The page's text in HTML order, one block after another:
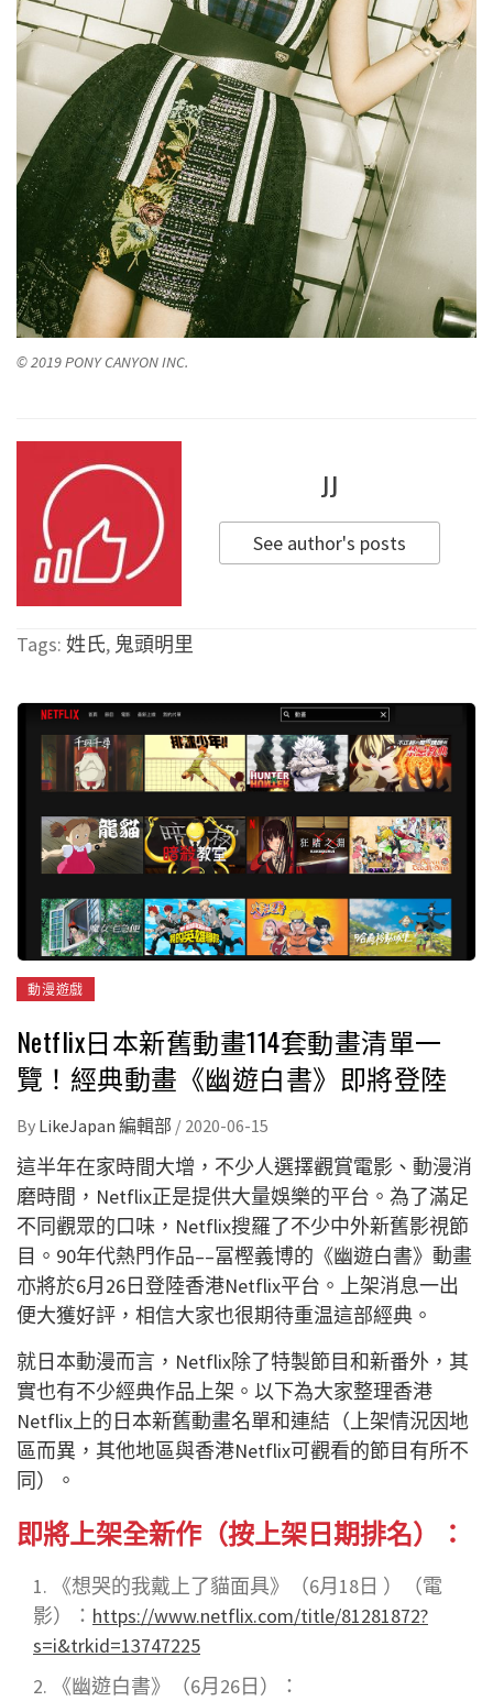
© 2019 PONY CANYON INC.
JJ
See author's posts
Tags: 姓氏, 鬼頭明里
動漫遊戲
Netflix日本新舊動畫114套動畫清單一
覽！經典動畫《幽遊白書》即將登陸
By LikeJapan 編輯部 / 2020-06-15
這半年在家時間大增，不少人選擇觀賞電影、動漫消
磨時間，Netflix正是提供大量娛樂的平台。為了滿足
不同觀眾的口味，Netflix搜羅了不少中外新舊影視節
目。90年代熱門作品––冨樫義博的《幽遊白書》動畫
亦將於6月26日登陸香港Netflix平台。上架消息一出
便大獲好評，相信大家也很期待重温這部經典。
就日本動漫而言，Netflix除了特製節目和新番外，其
實也有不少經典作品上架。以下為大家整理香港
Netflix上的日本新舊動畫名單和連結（上架情況因地
區而異，其他地區與香港Netflix可觀看的節目有所不
同）。
即將上架全新作（按上架日期排名）：
《想哭的我戴上了貓面具》（6月18日 ）（電
影）： https://www.netflix.com/title/81281872?
s=i&trkid=13747225
《幽遊白書》（6月26日）
：